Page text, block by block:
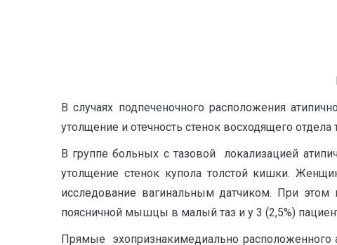
В случаях подпеченочного расположения
утолщение и отечность стенок восходящего отдела
В группе больных с тазовой локализацией
утолщение стенок купола толстой кишки.
исследование вагинальным датчиком. При этом
поясничной мышцы в малый таз и у 3 (2,5%)
Прямые эхопризнакимедиально расположенного